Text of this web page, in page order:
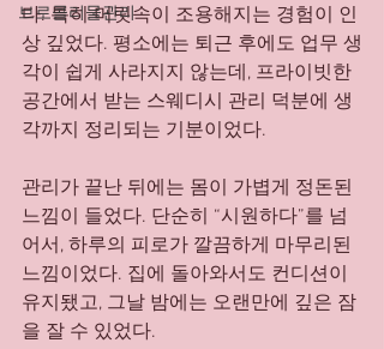
브로콜리물관리
다. 특히 머릿속이 조용해지는 경험이 인
상 깊었다. 평소에는 퇴근 후에도 업무 생
각이 쉽게 사라지지 않는데, 프라이빗한
공간에서 받는 스웨디시 관리 덕분에 생
각까지 정리되는 기분이었다.
관리가 끝난 뒤에는 몸이 가볍게 정돈된
느낌이 들었다. 단순히 “시원하다”를 넘
어서, 하루의 피로가 깔끔하게 마무리된
느낌이었다. 집에 돌아와서도 컨디션이
유지됐고, 그날 밤에는 오랜만에 깊은 잠
을 잘 수 있었다.